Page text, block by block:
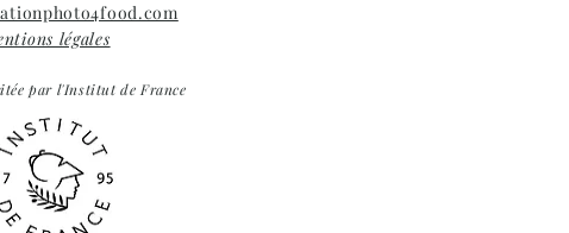
légales
par l'Institut de France